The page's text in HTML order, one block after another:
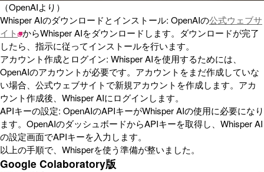
（OpenAIより）
Whisper AIのダウンロードとインストール: OpenAIの公式ウェブサ
イト からWhisper AIをダウンロードします。ダウンロードが完了
したら、指示に従ってインストールを行います。
アカウント作成とログイン: Whisper AIを使用するためには、
OpenAIのアカウントが必要です。アカウントをまだ作成していな
い場合、公式ウェブサイトで新規アカウントを作成します。アカ
ウント作成後、Whisper AIにログインします。
APIキーの設定: OpenAIのAPIキーがWhisper AIの使用に必要になり
ます。OpenAIのダッシュボードからAPIキーを取得し、Whisper AI
の設定画面でAPIキーを入力します。
以上の手順で、Whisperを使う準備が整いました。
Google Colaboratory版